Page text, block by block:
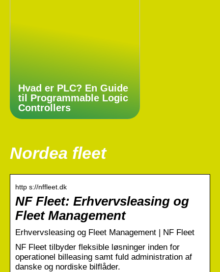
Hvad er PLC? En Guide
til Programmable Logic
Controllers
Nordea fleet
http s://nffleet.dk
NF Fleet: Erhvervsleasing og
Fleet Management
Erhvervsleasing og Fleet Management | NF Fleet
NF Fleet tilbyder fleksible løsninger inden for
operationel billeasing samt fuld administration af
danske og nordiske bilflåder.